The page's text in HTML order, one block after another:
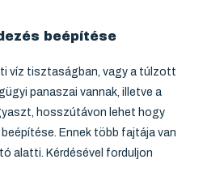
beépítése
víz tisztaságban, vagy a túlzott
panaszai vannak, illetve a
hosszútávon lehet hogy
Ennek több fajtája van
alatti. Kérdésével forduljon